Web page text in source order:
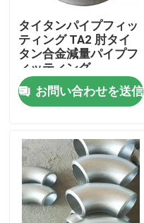
工場旅行
品質管理
ニュース
引用を要求しなさい
タイタンパイプフィッ
ティング TA2 肘タイ
タン合金減量パイプフ
ィッティング
お問い合わせを送信